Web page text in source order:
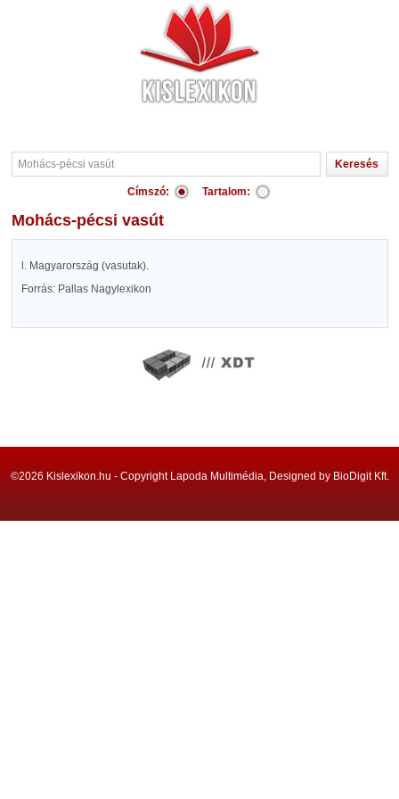
Címszó: Tartalom:
Mohács-pécsi vasút
l. Magyarország (vasutak).
Forrás: Pallas Nagylexikon
©2026 Kislexikon.hu - Copyright Lapoda Multimédia, Designed by BioDigit Kft.